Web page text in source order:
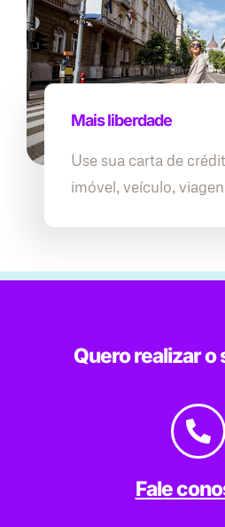
Mais liberdade
Use sua carta de
imóvel, veículo,
Quero realizar o
Fale